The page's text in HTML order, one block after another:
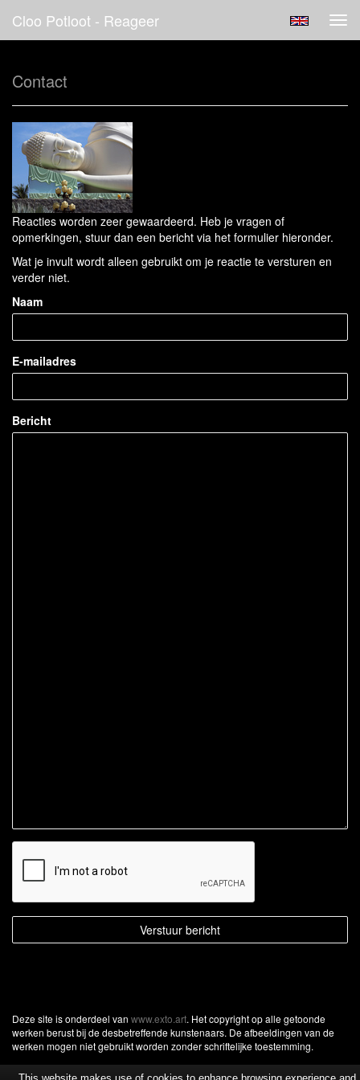
Cloo Potloot - Reageer
Contact
Reacties worden zeer gewaardeerd. Heb je vragen of
opmerkingen, stuur dan een bericht via het formulier hieronder.
Wat je invult wordt alleen gebruikt om je reactie te versturen en
verder niet.
Naam
E-mailadres
Bericht
Deze site is onderdeel van www.exto.art. Het copyright op alle getoonde
werken berust bij de desbetreffende kunstenaars. De afbeeldingen van de
werken mogen niet gebruikt worden zonder schriftelijke toestemming.